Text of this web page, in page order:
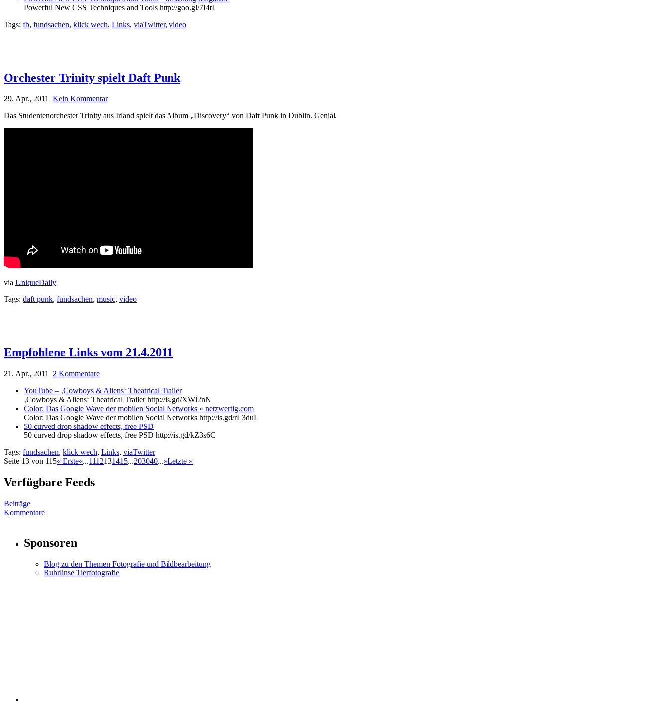
Powerful New CSS Techniques and Tools http://goo.gl/7I4tI
Tags: fb, fundsachen, klick wech, Links, viaTwitter, video
Orchester Trinity spielt Daft Punk
29. Apr., 2011 Kein Kommentar
Das Studentenorchester Trinity aus Irland spielt das Album „Discovery“ von Daft Punk in Dublin. Genial.
via UniqueDaily
Tags: daft punk, fundsachen, music, video
Empfohlene Links vom 21.4.2011
21. Apr., 2011
2 Kommentare
YouTube – ‚Cowboys & Aliens‘ Theatrical Trailer
‚Cowboys & Aliens‘ Theatrical Trailer http://is.gd/XWl2nN
Color: Das Google Wave der mobilen Social Networks » netzwertig.com
Color: Das Google Wave der mobilen Social Networks http://is.gd/rL3duL
50 curved drop shadow effects, free PSD
50 curved drop shadow effects, free PSD http://is.gd/kZ3s6C
Tags: fundsachen, klick wech, Links, viaTwitter
Seite 13 von 115« Erste«...1112131415...203040...»Letzte »
Verfügbare Feeds
Beiträge
Kommentare
Sponsoren
Blog zu den Themen Fotografie und Bildbearbeitung
Ruhrlinse Tierfotografie